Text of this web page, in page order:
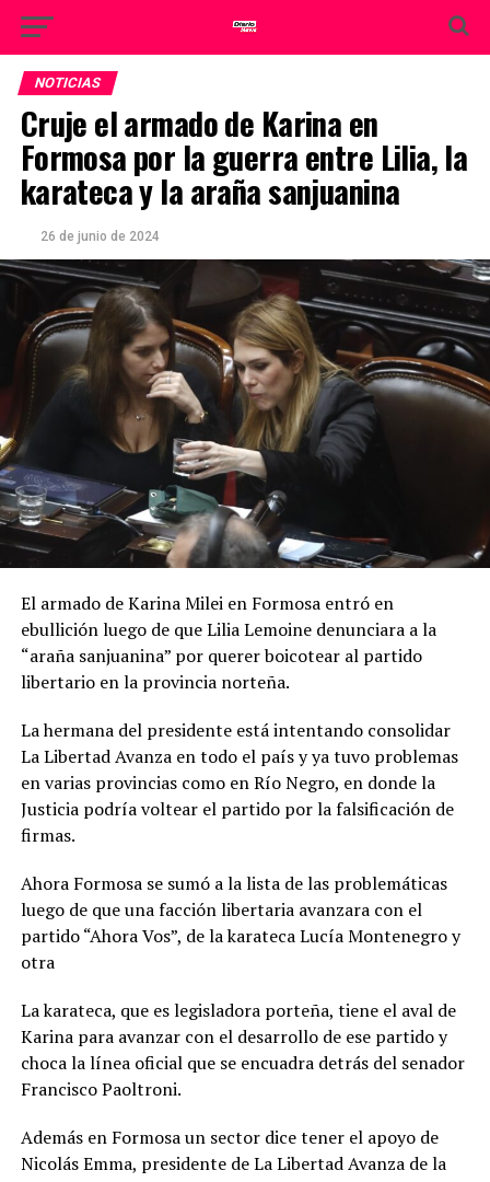
NOTICIAS
Cruje el armado de Karina en
Formosa por la guerra entre Lilia, la
karateca y la araña sanjuanina
26 de junio de 2024
El armado de Karina Milei en Formosa entró en
ebullición luego de que Lilia Lemoine denunciara a la
“araña sanjuanina” por querer boicotear al partido
libertario en la provincia norteña.
La hermana del presidente está intentando consolidar
La Libertad Avanza en todo el país y ya tuvo problemas
en varias provincias como en Río Negro, en donde la
Justicia podría voltear el partido por la falsificación de
firmas.
Ahora Formosa se sumó a la lista de las problemáticas
luego de que una facción libertaria avanzara con el
partido “Ahora Vos”, de la karateca Lucía Montenegro y
otra
La karateca, que es legisladora porteña, tiene el aval de
Karina para avanzar con el desarrollo de ese partido y
choca la línea oficial que se encuadra detrás del senador
Francisco Paoltroni.
Además en Formosa un sector dice tener el apoyo de
Nicolás Emma, presidente de La Libertad Avanza de la